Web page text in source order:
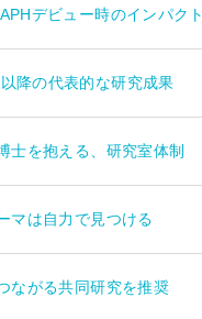
デビュー時のインパクト
降の代表的な研究成果
士を抱える、研究室体制
マは自力で見つける
ながる共同研究を推奨